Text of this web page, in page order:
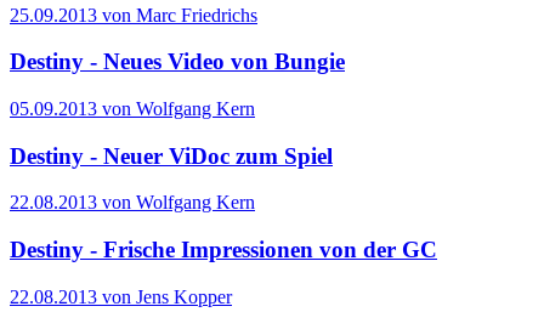
25.09.2013 von Marc Friedrichs
Destiny - Neues Video von Bungie
05.09.2013 von Wolfgang Kern
Destiny - Neuer ViDoc zum Spiel
22.08.2013 von Wolfgang Kern
Destiny - Frische Impressionen von der GC
22.08.2013 von Jens Kopper